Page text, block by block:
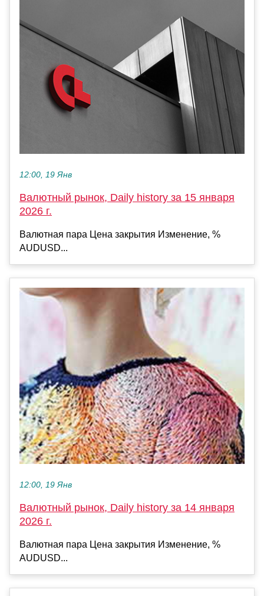
12:00, 19 Янв
Валютный рынок, Daily history за 15 января
2026 г.
Валютная пара Цена закрытия Изменение, %
AUDUSD...
12:00, 19 Янв
Валютный рынок, Daily history за 14 января
2026 г.
Валютная пара Цена закрытия Изменение, %
AUDUSD...